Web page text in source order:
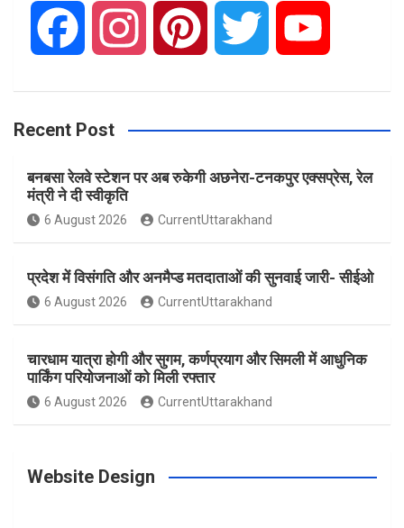
c
e
b
o
o
k
s
a
g
r
a
n
e
r
e
s
i
t
e
r
u
T
u
e
Recent Post
बनबसा रेलवे स्टेशन पर अब रुकेगी अछनेरा-टनकपुर एक्सप्रेस, रेल
मंत्री ने दी स्वीकृति
6 August 2026 CurrentUttarakhand
प्रदेश में विसंगति और अनमैप्ड मतदाताओं की सुनवाई जारी- सीईओ
6 August 2026 CurrentUttarakhand
चारधाम यात्रा होगी और सुगम, कर्णप्रयाग और सिमली में आधुनिक
पार्किंग परियोजनाओं को मिली रफ्तार
6 August 2026 CurrentUttarakhand
Website Design